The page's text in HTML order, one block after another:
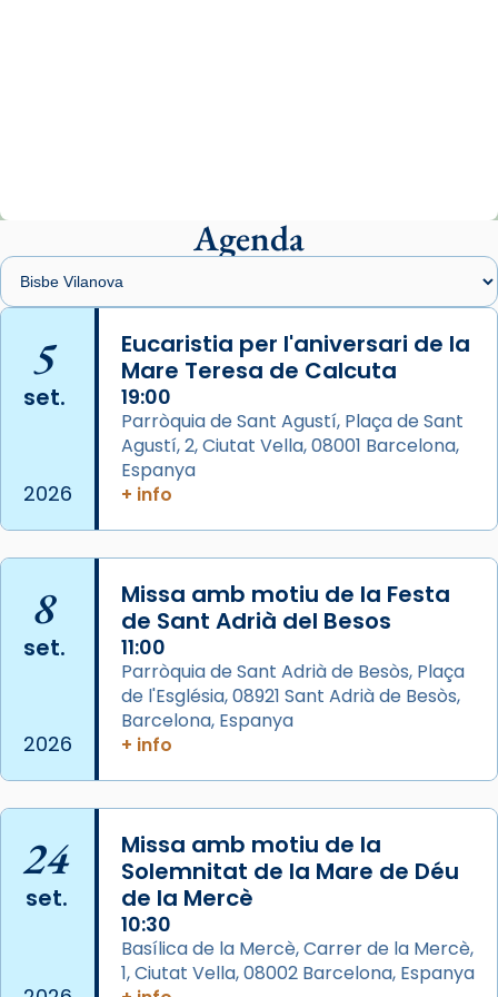
presidit aquest 27 de juliol la missa de Les
Santes de Mataró.
🔗
📸 J. Merino
Photo
View on Facebook ·
Arquebisbat de Barcelona
de Barcelona.
2 weeks ago
comitè organitzador de la visita apostòlica
del Sant Pare Lleó XIV a Barcelona, i als
col·laboradors, a la Catedral de Barcelona.
L’arquebisbe de Barcelona, el cardenal Joan
Josep Omella, ha presidit la missa i l’ha
concelebrat el bisbe auxiliar de Barcelona,
Mons. David Abadías.
📸 Dr. G. Simón
Photo
View on Facebook · Share
Arquebisbat de Barcelona
2 weeks ago
Agenda
5
set.
2026
Eucaristia per l'aniversari de la
Mare Teresa de Calcuta
19:00
Parròquia de Sant Agustí, Plaça de Sant
Agustí, 2, Ciutat Vella, 08001 Barcelona,
Espanya
+ info
8
set.
2026
Missa amb motiu de la Festa
de Sant Adrià del Besos
11:00
Parròquia de Sant Adrià de Besòs, Plaça
de l'Església, 08921 Sant Adrià de Besòs,
Barcelona, Espanya
+ info
24
set.
Missa amb motiu de la
Solemnitat de la Mare de Déu
de la Mercè
10:30
Basílica de la Mercè, Carrer de la Mercè,
1, Ciutat Vella, 08002 Barcelona, Espanya